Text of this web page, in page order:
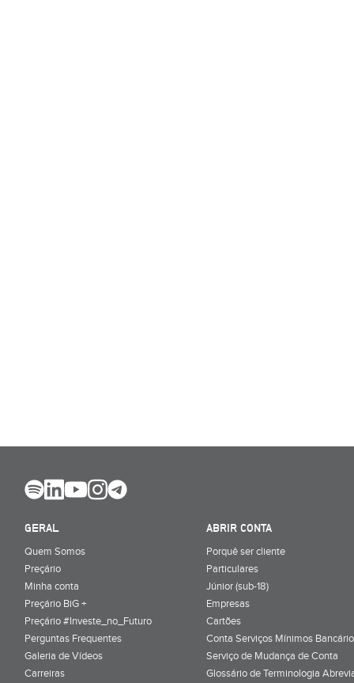
GERAL
Quem Somos
Preçário
Minha conta
Preçário BiG +
Preçário #Investe_no_Futuro
Perguntas Frequentes
Galeria de Vídeos
Carreiras
ABRIR CONTA
Porquê ser cliente
Particulares
Júnior (sub-18)
Empresas
Cartões
Conta Serviços Mínimos
Serviço de Mudança de Conta
Glossário de Terminologia